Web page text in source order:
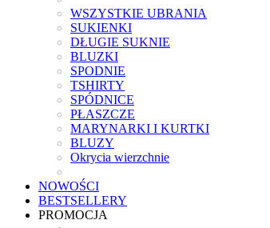
WSZYSTKIE UBRANIA
SUKIENKI
DŁUGIE SUKNIE
BLUZKI
SPODNIE
TSHIRTY
SPÓDNICE
PŁASZCZE
MARYNARKI I KURTKI
BLUZY
Okrycia wierzchnie
NOWOŚCI
BESTSELLERY
PROMOCJA